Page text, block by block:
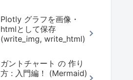
Plotly グラフを画像・
htmlとして保存
(write_img, write_html)
ガントチャート の 作り
方 : 入門編！ (Mermaid)